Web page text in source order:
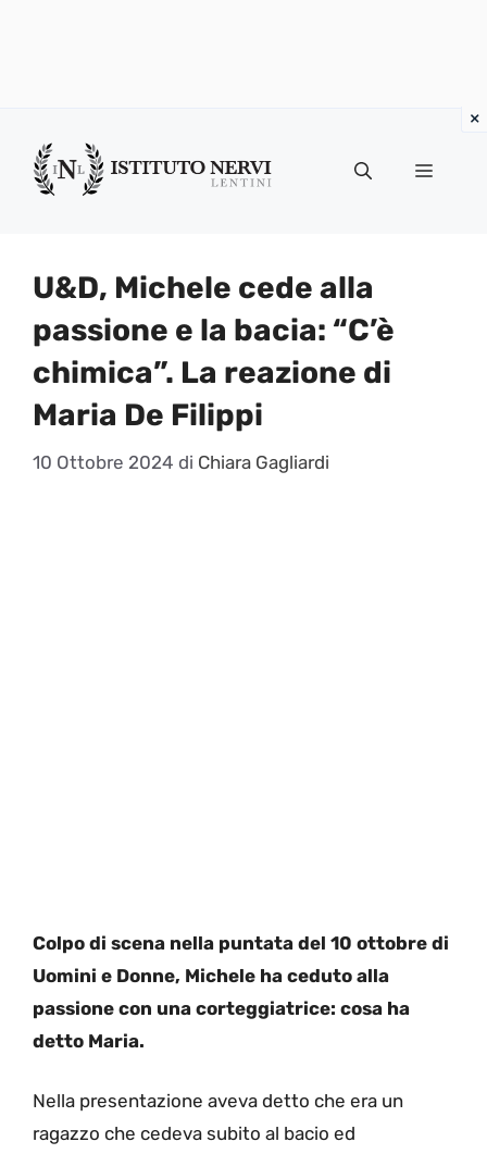
contenuto
Menu
U&D, Michele cede alla
passione e la bacia: “C’è
chimica”. La reazione di
Maria De Filippi
10 Ottobre 2024 di Chiara Gagliardi
Colpo di scena nella puntata del 10 ottobre di
Uomini e Donne, Michele ha ceduto alla
passione con una corteggiatrice: cosa ha
detto Maria.
Nella presentazione aveva detto che era un
ragazzo che cedeva subito al bacio ed